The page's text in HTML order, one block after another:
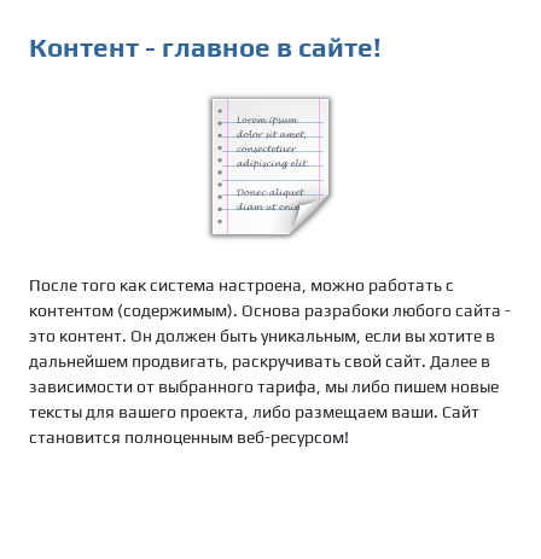
Контент - главное в сайте!
После того как система настроена, можно работать с
контентом (содержимым). Основа разрабоки любого сайта -
это контент. Он должен быть уникальным, если вы хотите в
дальнейшем продвигать, раскручивать свой сайт. Далее в
зависимости от выбранного тарифа, мы либо пишем новые
тексты для вашего проекта, либо размещаем ваши. Сайт
становится полноценным веб-ресурсом!